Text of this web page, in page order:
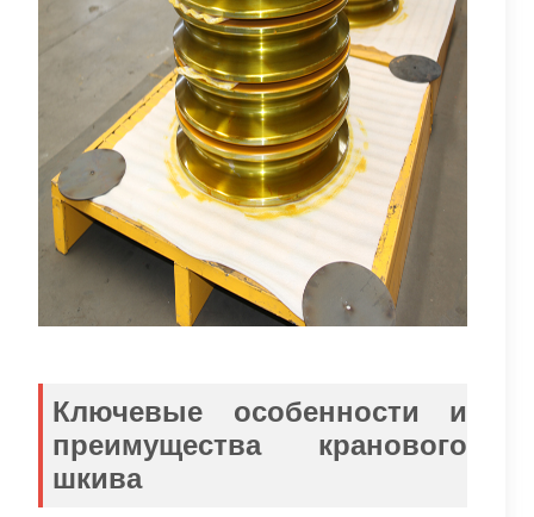
Ключевые особенности и
преимущества кранового
шкива